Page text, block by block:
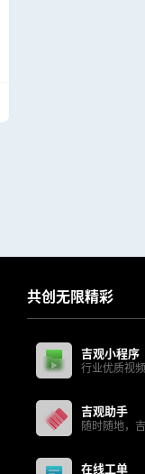
共创无限精彩
吉观小程序
行业优质视
吉观助手
随时随地，
在线工单